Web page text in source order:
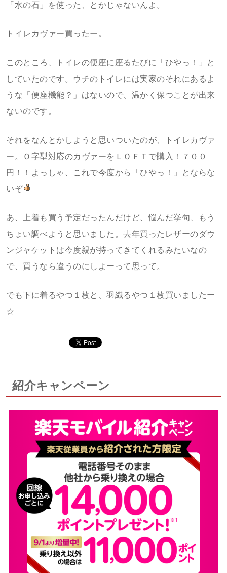
「水の石」を使った、とかじゃないんよ。
トイレカヴァー買ったー。
このところ、トイレの便座に座るたびに「ひやっ！」と
していたのです。ウチのトイレには実家のそれにあるよ
うな「便座機能？」はないので、温かく保つことが出来
ないのです。
それをなんとかしようと思いついたのが、トイレカヴァ
ー。Ｏ字型対応のカヴァーをＬＯＦＴで購入！７００
円！！よっしゃ、これで今度から「ひやっ！」とならな
いぞ
あ、上着も買う予定だったんだけど、悩んだ挙句、もう
ちょい調べようと思いました。去年買ったレザーのダウ
ンジャケットは今度親が持ってきてくれるみたいなの
で、買うなら違うのにしよーって思って。
でも下に着るやつ１枚と、羽織るやつ１枚買いましたー
☆
紹介キャンペーン